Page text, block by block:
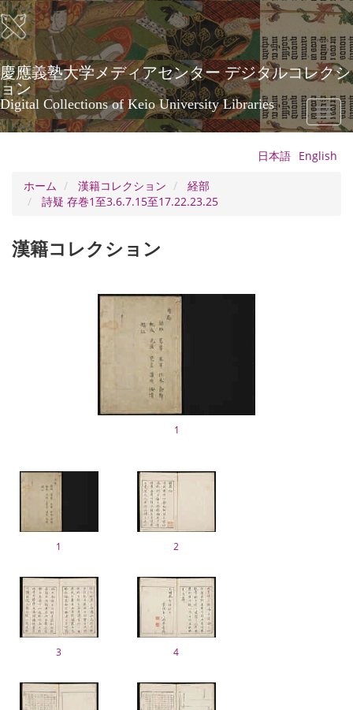
メ
イ
ン
コ
ン
テ
ン
ツ
に
慶應義塾大学メディアセンター デジタルコレクシ
ョン
Digital Collections of Keio University Libraries
Toggle
日本語 English
ホーム
漢籍コレクション
経部
詩疑 存巻1至3.6.7.15至17.22.23.25
漢籍コレクション
1
1 2
3 4